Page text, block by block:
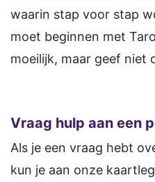
waarin stap voor stap
moet beginnen met
moeilijk, maar geef niet
Vraag hulp aan een
Als je een vraag hebt
kun je aan onze